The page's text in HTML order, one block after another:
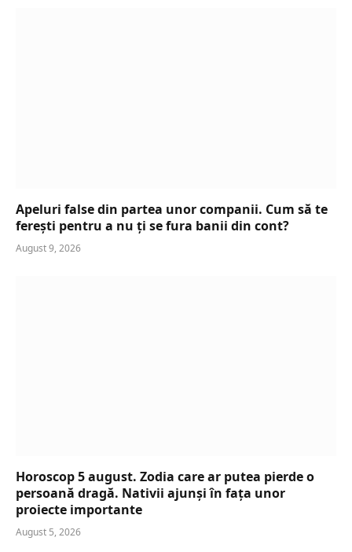
Apeluri false din partea unor companii. Cum să te
ferești pentru a nu ți se fura banii din cont?
August 9, 2026
Horoscop 5 august. Zodia care ar putea pierde o
persoană dragă. Nativii ajunși în fața unor
proiecte importante
August 5, 2026